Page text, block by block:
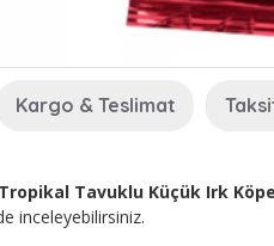
Kargo & Teslimat
Tavuklu Küçük Irk
inceleyebilirsiniz.